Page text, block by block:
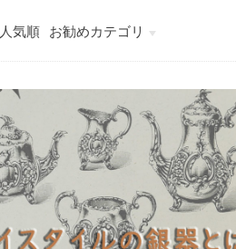
人気順
お勧めカテゴリ
未分類